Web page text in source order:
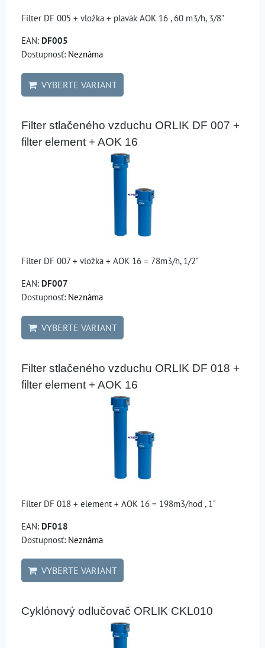
Filter DF 005 + vložka + plavák AOK 16 , 60 m3/h, 3/8"
EAN: DF005
Dostupnosť: Neznáma
VYBERTE VARIANT
Filter stlačeného vzduchu ORLIK DF 007 +
filter element + AOK 16
Filter DF 007 + vložka + AOK 16 = 78m3/h, 1/2"
EAN: DF007
Dostupnosť: Neznáma
VYBERTE VARIANT
Filter stlačeného vzduchu ORLIK DF 018 +
filter element + AOK 16
Filter DF 018 + element + AOK 16 = 198m3/hod , 1"
EAN: DF018
Dostupnosť: Neznáma
VYBERTE VARIANT
Cyklónový odlučovač ORLIK CKL010